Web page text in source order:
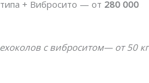
+ Вибросито — от 280 000
с виброситом— от 50 кг